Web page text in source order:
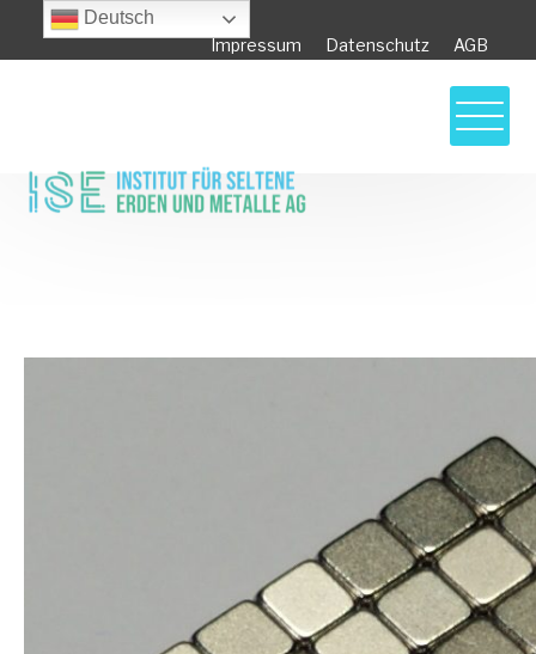
Impressum Datenschutz AGB
Die USA führen ein Online-Tool ein, um den
Zugang zu den Seltenen Erden der Welt zu
Deutsch